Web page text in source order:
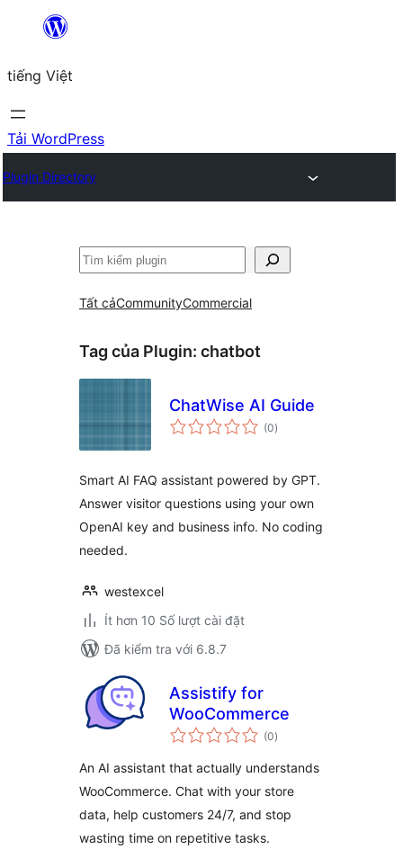
Chuyển
phần
nội
dung
tiếng Việt
Tải WordPress
Plugin Directory
Tìm
Tất cảCommunityCommercial
Tag của Plugin: chatbot
ChatWise AI Guide
(0tổng
đánh
)
Smart AI FAQ assistant powered by GPT.
Answer visitor questions using your own
OpenAI key and business info. No coding
needed.
westexcel
Ít hơn 10 Số lượt cài đặt
Đã kiểm tra với 6.8.7
Assistify for
WooCommerce
(0tổng
đánh
)
An AI assistant that actually understands
WooCommerce. Chat with your store
data, help customers 24/7, and stop
wasting time on repetitive tasks.